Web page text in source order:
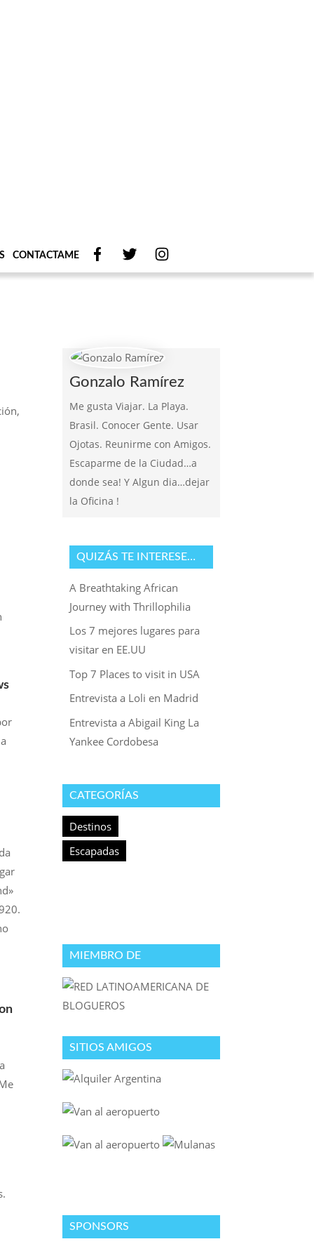
CONTACTAME
Gonzalo Ramírez
Me gusta Viajar. La Playa.
Brasil. Conocer Gente. Usar
Ojotas. Reunirme con Amigos.
Escaparme de la Ciudad…a
donde sea! Y Algun dia…dejar
la Oficina !
QUIZÁS TE INTERESE…
A Breathtaking African
Journey with Thrillophilia
Los 7 mejores lugares para
visitar en EE.UU
Top 7 Places to visit in USA
Entrevista a Loli en Madrid
Entrevista a Abigail King La
Yankee Cordobesa
CATEGORÍAS
Destinos
Escapadas
MIEMBRO DE
SITIOS AMIGOS
SPONSORS